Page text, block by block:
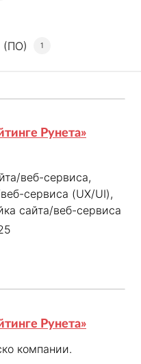
(ПО) 1
Рунета»
веб-сервиса,
сервиса (UX/UI),
сайта/веб-сервиса
Рунета»
компании.